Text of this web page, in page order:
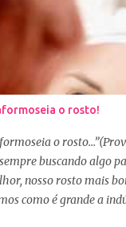
o rosto!
o
buscando algo
nosso rosto mais
como é grande a